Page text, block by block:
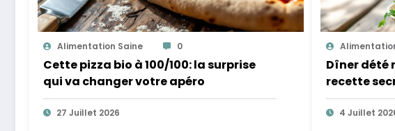
Alimentation Saine 0
Cette pizza bio à 100/100: la surprise
qui va changer votre apéro
27 Juillet 2026
Dîner dété
recette
4 Juillet